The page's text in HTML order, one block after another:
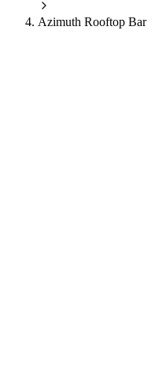
Azimuth Rooftop Bar